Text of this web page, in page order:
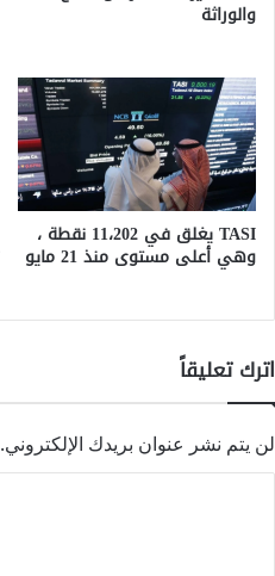
والوراثة
TASI يغلق في 11،202 نقطة ،
وهي أعلى مستوى منذ 21 مايو
اترك تعليقاً
لن يتم نشر عنوان بريدك الإلكتروني.